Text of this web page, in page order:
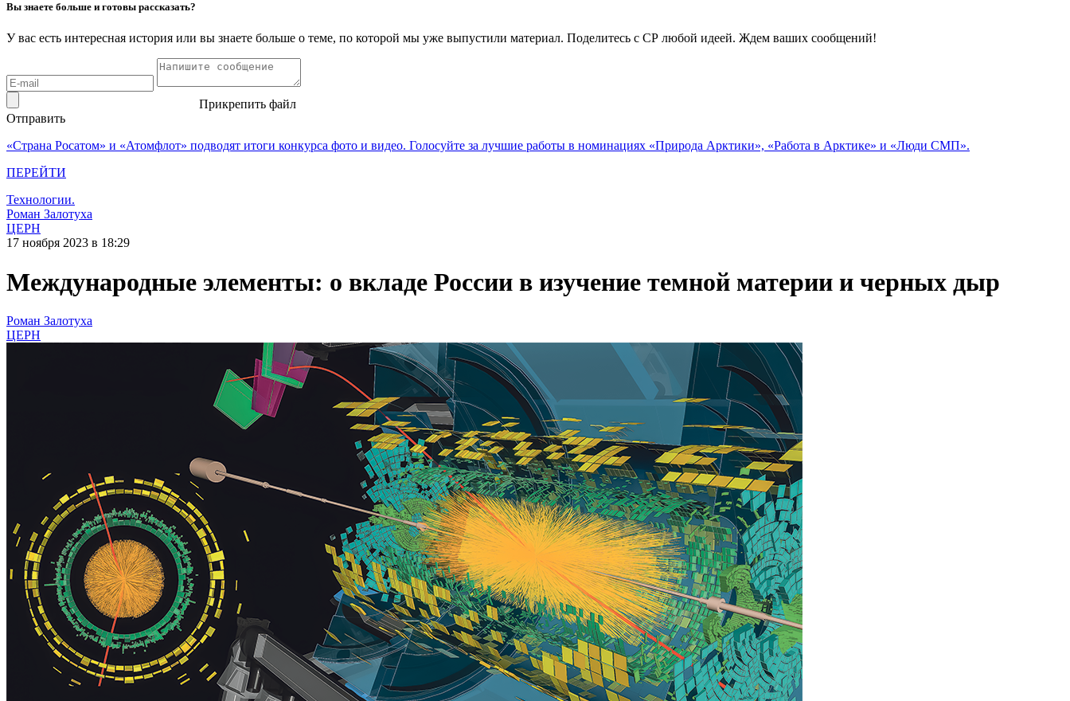
Вы знаете больше и готовы рассказать?
У вас есть интересная история или вы знаете больше о теме, по которой мы уже выпустили материал. Поделитесь с СР любой идеей. Ждем ваших сообщений!
Прикрепить файл
Отправить
«Страна Росатом» и «Атомфлот» подводят итоги конкурса фото и видео. Голосуйте за лучшие работы в номинациях «Природа Арктики», «Работа в Арктике» и «Люди СМП».
ПЕРЕЙТИ
Технологии.
Роман Залотуха
ЦЕРН
17 ноября 2023 в 18:29
Международные элементы: о вкладе России в изучение темной материи и черных дыр
Роман Залотуха
ЦЕРН